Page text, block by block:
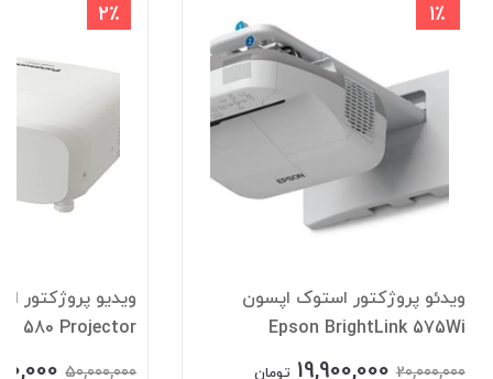
1٪
ویدئو پروژکتور استوک اپسون
Epson BrightLink 575Wi
20,000,000
19,900,000 تومان
2٪
ویدیو پروژکتور
580 Projector
50,000,000